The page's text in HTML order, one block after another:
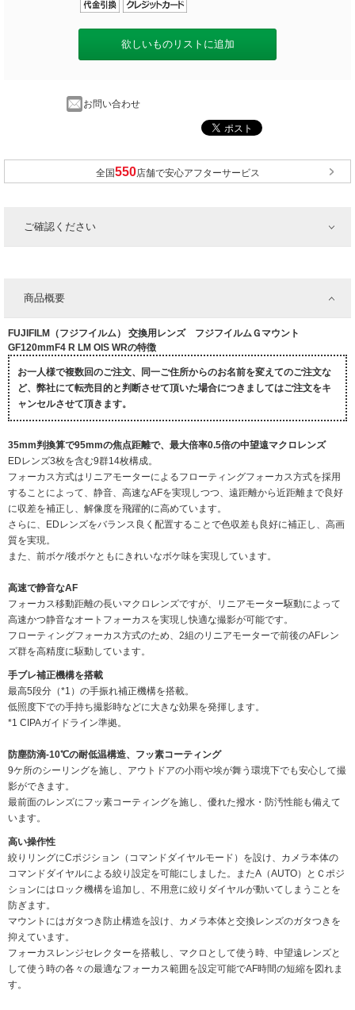
欲しいものリストに追加
お問い合わせ
全国 店舗で安心アフターサービス
ご確認ください
商品概要
FUJIFILM（フジフイルム） 交換用レンズ フジフイルムＧマウント
GF120mmF4 R LM OIS WRの特徴
お一人様で複数回のご注文、同一ご住所からのお名前を変えてのご注文な
ど、弊社にて転売目的と判断させて頂いた場合につきましてはご注文をキ
ャンセルさせて頂きます。
35mm判換算で95mmの焦点距離で、最大倍率0.5倍の中望遠マクロレンズ
EDレンズ3枚を含む9群14枚構成。
フォーカス方式はリニアモーターによるフローティングフォーカス方式を採用
することによって、静音、高速なAFを実現しつつ、遠距離から近距離まで良好
に収差を補正し、解像度を飛躍的に高めています。
さらに、EDレンズをバランス良く配置することで色収差も良好に補正し、高画
質を実現。
また、前ボケ/後ボケともにきれいなボケ味を実現しています。
高速で静音なAF
フォーカス移動距離の長いマクロレンズですが、リニアモーター駆動によって
高速かつ静音なオートフォーカスを実現し快適な撮影が可能です。
フローティングフォーカス方式のため、2組のリニアモーターで前後のAFレン
ズ群を高精度に駆動しています。
手ブレ補正機構を搭載
最高5段分（*1）の手振れ補正機構を搭載。
低照度下での手持ち撮影時などに大きな効果を発揮します。
*1 CIPAガイドライン準拠。
防塵防滴-10℃の耐低温構造、フッ素コーティング
9ケ所のシーリングを施し、アウトドアの小雨や埃が舞う環境下でも安心して撮
影ができます。
最前面のレンズにフッ素コーティングを施し、優れた撥水・防汚性能も備えて
います。
高い操作性
絞りリングにCポジション（コマンドダイヤルモード）を設け、カメラ本体の
コマンドダイヤルによる絞り設定を可能にしました。またA（AUTO）とＣポジ
ションにはロック機構を追加し、不用意に絞りダイヤルが動いてしまうことを
防ぎます。
マウントにはガタつき防止構造を設け、カメラ本体と交換レンズのガタつきを
抑えています。
フォーカスレンジセレクターを搭載し、マクロとして使う時、中望遠レンズと
して使う時の各々の最適なフォーカス範囲を設定可能でAF時間の短縮を図れま
す。